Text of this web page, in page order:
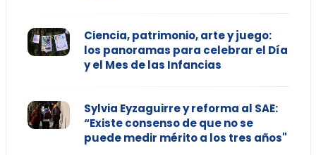
Ciencia, patrimonio, arte y juego:
los panoramas para celebrar el Día
y el Mes de las Infancias
Sylvia Eyzaguirre y reforma al SAE:
“Existe consenso de que no se
puede medir mérito a los tres años"